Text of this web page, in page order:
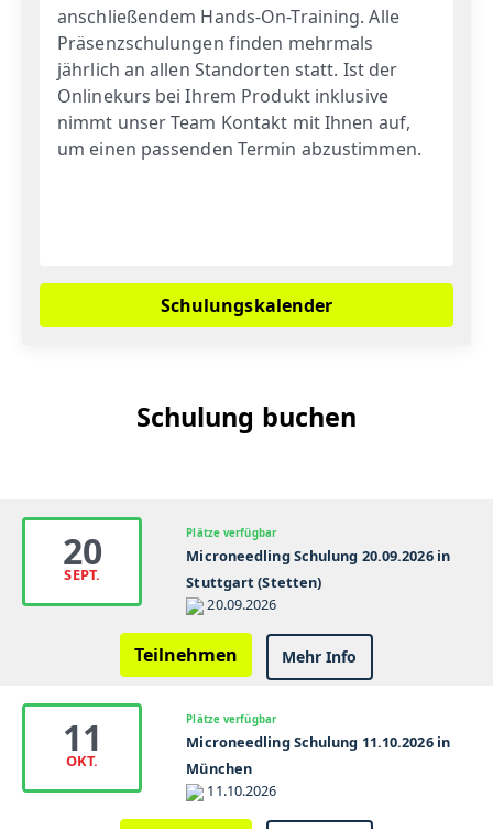
anschließendem Hands-On-Training. Alle
Präsenzschulungen finden mehrmals
jährlich an allen Standorten statt. Ist der
Onlinekurs bei Ihrem Produkt inklusive
nimmt unser Team Kontakt mit Ihnen auf,
um einen passenden Termin abzustimmen.
Schulungskalender
Schulung buchen
20
SEPT.
Plätze verfügbar
Microneedling Schulung 20.09.2026 in
Stuttgart (Stetten)
20.09.2026
Teilnehmen Mehr Info
11
OKT.
Plätze verfügbar
Microneedling Schulung 11.10.2026 in
München
11.10.2026